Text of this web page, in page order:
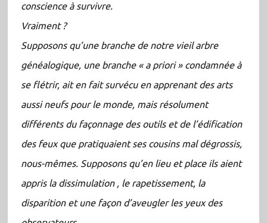
conscience à survivre.
Vraiment ?
Supposons qu’une branche de notre vieil arbre
généalogique, une branche « a priori » condamnée à
se flétrir, ait en fait survécu en apprenant des arts
aussi neufs pour le monde, mais résolument
différents du façonnage des outils et de l’édification
des feux que pratiquaient ses cousins mal dégrossis,
nous-mêmes. Supposons qu’en lieu et place ils aient
appris la dissimulation , le rapetissement, la
disparition et une façon d’aveugler les yeux des